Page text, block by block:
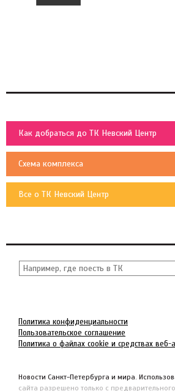
Как добраться до ТК Невский Центр
Схема комплекса
Все о ТК Невский Центр
Политика конфиденциальности
Пользовательское соглашение
Политика о файлах cookie и средствах веб-
Новости Санкт-Петербурга и мира.
сайта разрешено только с